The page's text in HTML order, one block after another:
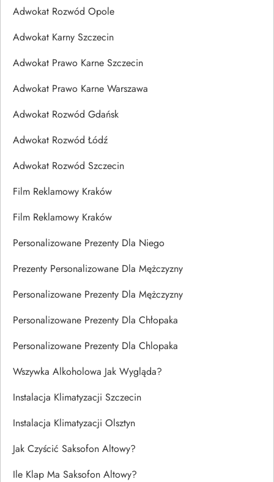
Adwokat Rozwód Opole
Adwokat Karny Szczecin
Adwokat Prawo Karne Szczecin
Adwokat Prawo Karne Warszawa
Adwokat Rozwód Gdańsk
Adwokat Rozwód Łódź
Adwokat Rozwód Szczecin
Film Reklamowy Kraków
Film Reklamowy Kraków
Personalizowane Prezenty Dla Niego
Prezenty Personalizowane Dla Mężczyzny
Personalizowane Prezenty Dla Mężczyzny
Personalizowane Prezenty Dla Chłopaka
Personalizowane Prezenty Dla Chlopaka
Wszywka Alkoholowa Jak Wygląda?
Instalacja Klimatyzacji Szczecin
Instalacja Klimatyzacji Olsztyn
Jak Czyścić Saksofon Altowy?
Ile Klap Ma Saksofon Altowy?